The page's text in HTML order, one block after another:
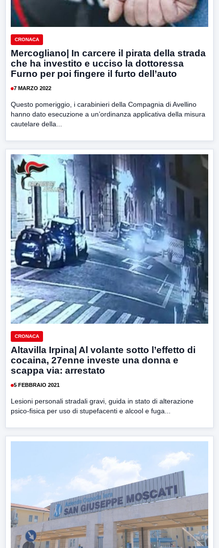
CRONACA
Mercogliano| In carcere il pirata della strada
che ha investito e ucciso la dottoressa
Furno per poi fingere il furto dell’auto
7 MARZO 2022
Questo pomeriggio, i carabinieri della Compagnia di Avellino
hanno dato esecuzione a un’ordinanza applicativa della misura
cautelare della...
CRONACA
Altavilla Irpina| Al volante sotto l’effetto di
cocaina, 27enne investe una donna e
scappa via: arrestato
5 FEBBRAIO 2021
Lesioni personali stradali gravi, guida in stato di alterazione
psico-fisica per uso di stupefacenti e alcool e fuga...